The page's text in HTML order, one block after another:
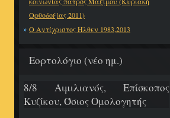
Ορθοδοξίας 2011)
Ο Αντίχριστος Ήλθεν 1983,2013
Εορτολόγιο (νέο ημ.)
8/8 Αιμιλιανός, Επίσκοπος
Κυζίκου, Όσιος Ομολογητής